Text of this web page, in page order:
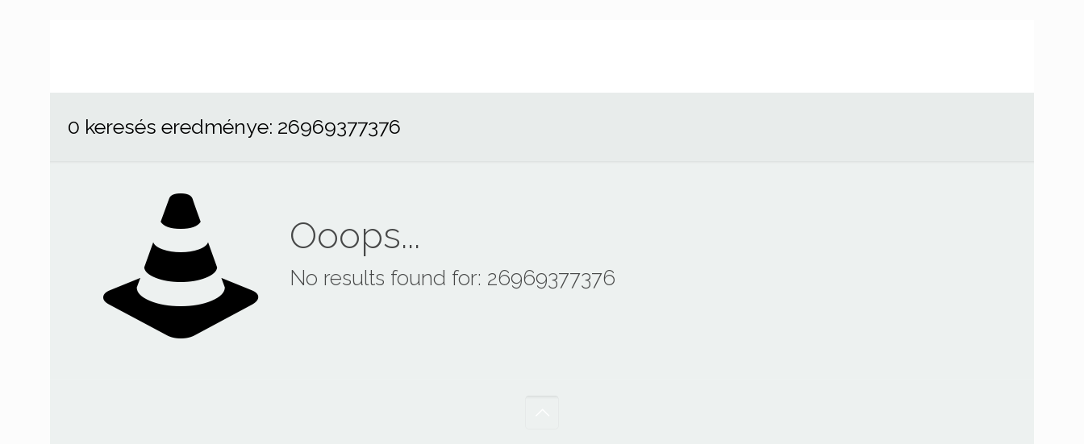
0 keresés eredménye: 26969377376
Ooops...
No results found for: 26969377376